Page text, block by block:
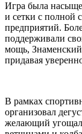
Игра была
и сетки с полной
предприятий.
поддерживали
мощь,
придавая
В рамках
организовал
желающий